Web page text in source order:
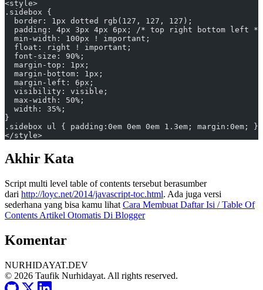
<style>
.sidebox {
  border: 1px dotted rgb(127, 127, 127);
  padding: 4px 3px 4px 6px; /* top right bottom left */
  min-width: 100px ! important;
  float: right ! important;
  font-size: 90%;
  margin-top: 1px;
  margin-bottom: 1px;
  margin-left: 6px;
  visibility: visible;
  max-width: 50%;
  width: 35%;
}
.sidebox ul { padding:0em 0em 0em 1.3em; margin:0em;
</style>
Akhir Kata
Script multi level table of contents tersebut berasumber
dari http://loyc.net/2014/javascript-toc.html. Ada juga versi
sederhana yang bisa kamu lihat Cara Membuat Daftar Isi / Table Of
Contents Artikel Otomatis Di Blogger
Komentar
NURHIDAYAT.DEV
© 2026 Taufik Nurhidayat. All rights reserved.